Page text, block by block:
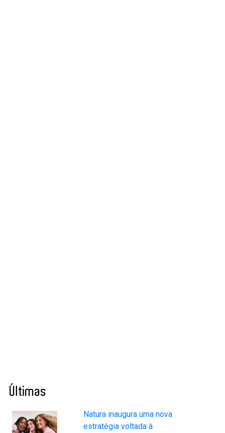
Últimas
Natura inaugura uma nova
estratégia voltada à